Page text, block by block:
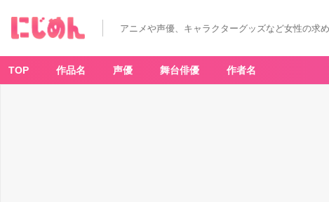
アニメや声優、キャラクターグッズなど女性の求
TOP 作品名 声優 舞台俳優 作者名